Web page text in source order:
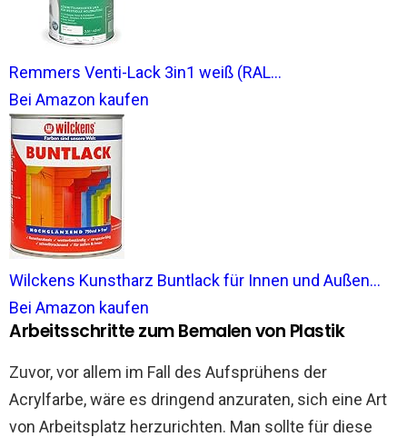
Remmers Venti-Lack 3in1 weiß (RAL...
Bei Amazon kaufen
Wilckens Kunstharz Buntlack für Innen und Außen...
Bei Amazon kaufen
Arbeitsschritte zum Bemalen von Plastik
Zuvor, vor allem im Fall des Aufsprühens der
Acrylfarbe, wäre es dringend anzuraten, sich eine Art
von Arbeitsplatz herzurichten. Man sollte für diese